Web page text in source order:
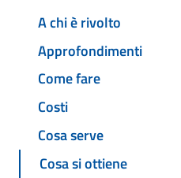
A chi è rivolto
Approfondimenti
Come fare
Costi
Cosa serve
Cosa si ottiene